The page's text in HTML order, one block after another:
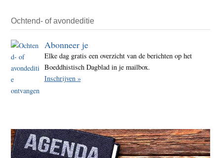
Ochtend- of avondeditie
Abonneer je
Elke dag gratis een overzicht van de berichten op het
Boeddhistisch Dagblad in je mailbox.
Inschrijven »